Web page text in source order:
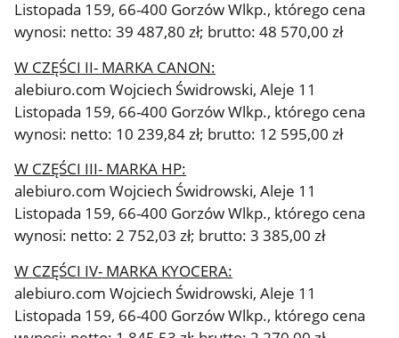
Listopada 159, 66-400 Gorzów Wlkp., którego cena
wynosi: netto: 39 487,80 zł; brutto: 48 570,00 zł
W CZĘŚCI II- MARKA CANON:
alebiuro.com Wojciech Świdrowski, Aleje 11
Listopada 159, 66-400 Gorzów Wlkp., którego cena
wynosi: netto: 10 239,84 zł; brutto: 12 595,00 zł
W CZĘŚCI III- MARKA HP:
alebiuro.com Wojciech Świdrowski, Aleje 11
Listopada 159, 66-400 Gorzów Wlkp., którego cena
wynosi: netto: 2 752,03 zł; brutto: 3 385,00 zł
W CZĘŚCI IV- MARKA KYOCERA:
alebiuro.com Wojciech Świdrowski, Aleje 11
Listopada 159, 66-400 Gorzów Wlkp., którego cena